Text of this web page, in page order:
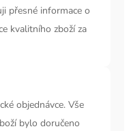
přesné informace o
kvalitního zboží za
objednávce. Vše
bylo doručeno